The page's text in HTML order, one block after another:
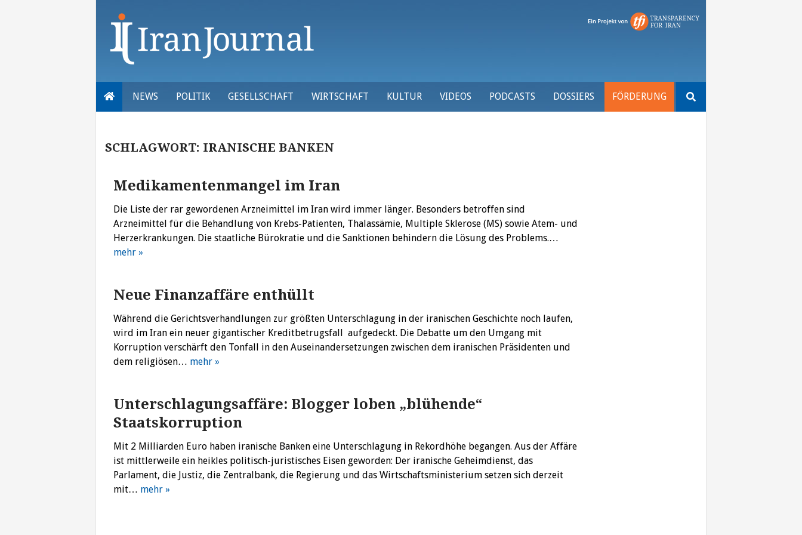
NEWS POLITIK GESELLSCHAFT WIRTSCHAFT KULTUR VIDEOS PODCASTS DOSSIERS FÖRDERUNG
nach:
SCHLAGWORT: IRANISCHE BANKEN
Medikamentenmangel im Iran
Die Liste der rar gewordenen Arzneimittel im Iran wird immer länger. Besonders betroffen sind
Arzneimittel für die Behandlung von Krebs-Patienten, Thalassämie, Multiple Sklerose (MS) sowie Atem- und
Herzerkrankungen. Die staatliche Bürokratie und die Sanktionen behindern die Lösung des Problems.…
mehr »
Neue Finanzaffäre enthüllt
Während die Gerichtsverhandlungen zur größten Unterschlagung in der iranischen Geschichte noch laufen,
wird im Iran ein neuer gigantischer Kreditbetrugsfall aufgedeckt. Die Debatte um den Umgang mit
Korruption verschärft den Tonfall in den Auseinandersetzungen zwischen dem iranischen Präsidenten und
dem religiösen… mehr »
Unterschlagungsaffäre: Blogger loben „blühende“
Staatskorruption
Mit 2 Milliarden Euro haben iranische Banken eine Unterschlagung in Rekordhöhe begangen. Aus der Affäre
ist mittlerweile ein heikles politisch-juristisches Eisen geworden: Der iranische Geheimdienst, das
Parlament, die Justiz, die Zentralbank, die Regierung und das Wirtschaftsministerium setzen sich derzeit
mit… mehr »